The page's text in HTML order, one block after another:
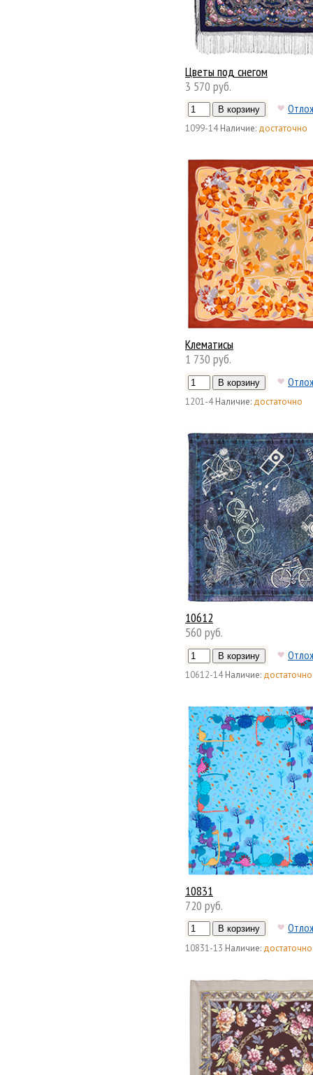
Цветы под снегом
3 570 руб.
1099-14 Наличие: достаточно
Клематисы
1 730 руб.
1201-4 Наличие: достаточно
10612
560 руб.
10612-14 Наличие: достаточно
10831
720 руб.
10831-13 Наличие: достаточно